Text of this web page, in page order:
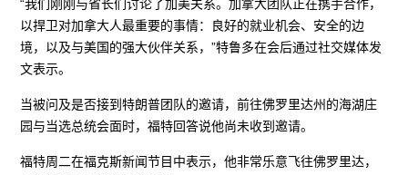
“我们刚刚与省长们讨论了加美关系。加拿大团队正在携手合作，
以捍卫对加拿大人最重要的事情：良好的就业机会、安全的边
境，以及与美国的强大伙伴关系，”特鲁多在会后通过社交媒体发
文表示。
当被问及是否接到特朗普团队的邀请，前往佛罗里达州的海湖庄
园与当选总统会面时，福特回答说他尚未收到邀请。
福特周二在福克斯新闻节目中表示，他非常乐意飞往佛罗里达，